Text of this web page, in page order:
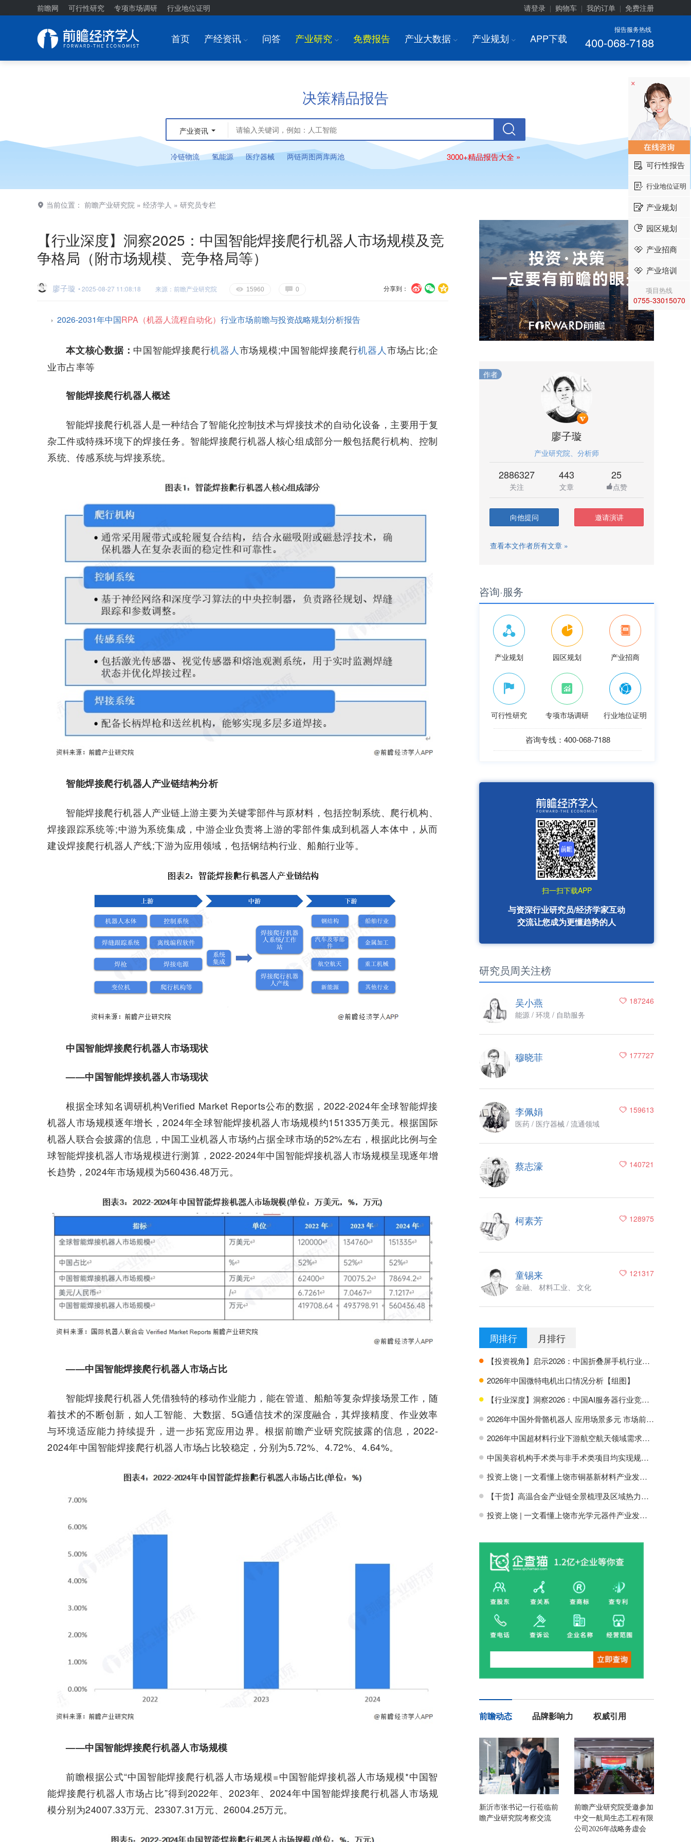
前瞻网 可行性研究 专项市场调研 行业地位证明 请登录 购物车 我的订单 免费注册
报告服务热线
400-068-7188
首页 产经资讯 I 问答 产业研究 I 免费报告 产业大数据 I 产业规划 I APP下载
决策精品报告
产业资讯
冷链物流 氢能源 医疗器械 两链两图两库两池 3000+精品报告大全 »
当前位置： 前瞻产业研究院 » 经济学人 » 研究员专栏
【行业深度】洞察2025：中国智能焊接爬行机器人市场规模及竞
争格局（附市场规模、竞争格局等）
U V c
分享到：
廖子璇 • 2025-08-27 11:08:18 来源：前瞻产业研究院 E 15960 G 0
2026-2031年中国RPA（机器人流程自动化） 行业市场前瞻与投资战略规划分析报告
本文核心数据： 中国智能焊接爬行机器人市场规模;中国智能焊接爬行机器人市场占比;企
业市占率等
智能焊接爬行机器人概述
智能焊接爬行机器人是一种结合了智能化控制技术与焊接技术的自动化设备，主要用于复
杂工件或特殊环境下的焊接任务。智能焊接爬行机器人核心组成部分一般包括爬行机构、控制
系统、传感系统与焊接系统。
智能焊接爬行机器人产业链结构分析
智能焊接爬行机器人产业链上游主要为关键零部件与原材料，包括控制系统、爬行机构、
焊接跟踪系统等;中游为系统集成，中游企业负责将上游的零部件集成到机器人本体中，从而
建设焊接爬行机器人产线;下游为应用领域，包括钢结构行业、船舶行业等。
中国智能焊接爬行机器人市场现状
——中国智能焊接机器人市场现状
根据全球知名调研机构Verified Market Reports公布的数据，2022-2024年全球智能焊接
机器人市场规模逐年增长，2024年全球智能焊接机器人市场规模约151335万美元。根据国际
机器人联合会披露的信息，中国工业机器人市场约占据全球市场的52%左右，根据此比例与全
球智能焊接机器人市场规模进行测算，2022-2024年中国智能焊接机器人市场规模呈现逐年增
长趋势，2024年市场规模为560436.48万元。
——中国智能焊接爬行机器人市场占比
智能焊接爬行机器人凭借独特的移动作业能力，能在管道、船舶等复杂焊接场景工作，随
着技术的不断创新，如人工智能、大数据、5G通信技术的深度融合，其焊接精度、作业效率
与环境适应能力持续提升，进一步拓宽应用边界。根据前瞻产业研究院披露的信息，2022-
2024年中国智能焊接爬行机器人市场占比较稳定，分别为5.72%、4.72%、4.64%。
——中国智能焊接爬行机器人市场规模
前瞻根据公式“中国智能焊接爬行机器人市场规模=中国智能焊接机器人市场规模*中国智
能焊接爬行机器人市场占比”得到2022年、2023年、2024年中国智能焊接爬行机器人市场规
模分别为24007.33万元、23307.31万元、26004.25万元。
作者
廖子璇
产业研究院、分析师
2886327
关注
443
文章
25
点赞
向他提问 邀请演讲
查看本文作者所有文章 »
咨询·服务
产业规划 园区规划 产业招商
可行性研究 专项市场调研 行业地位证明
咨询专线：400-068-7188
扫一扫下载APP
与资深行业研究员/经济学家互动
交流让您成为更懂趋势的人
研究员周关注榜
187246
吴小燕
能源 / 环境 / 自助服务
177727
穆晓菲
159613
李佩娟
医药 / 医疗器械 / 流通领域
140721
蔡志濠
128975
柯素芳
121317
童锡来
金融、 材料工业、 文化
周排行 月排行
H 【投资视角】启示2026：中国折叠屏手机行业投融资及兼并重组分析
H 2026年中国微特电机出口情况分析【组图】
H 【行业深度】洞察2026：中国AI服务器行业竞争格局及市场份额
H 2026年中国外骨骼机器人 应用场景多元 市场前景广阔【组图】
H 2026年中国超材料行业下游航空航天领域需求分析【组图】
H 中国美容机构手术类与非手术类项目均实现规模增长【组图】
H 投资上饶 | 一文看懂上饶市铜基新材料产业发展现状与投资机会前瞻
H 【干货】高温合金产业链全景梳理及区域热力地图
H 投资上饶 | 一文看懂上饶市光学元器件产业发展现状与投资机会前瞻
前瞻动态 品牌影响力 权威引用
新沂市张书记一行莅临前
瞻产业研究院考察交流
前瞻产业研究院受邀参加
中交一航局生态工程有限
公司2026年战略务虚会
×
可行性报告
行业地位证明
产业规划
园区规划
产业招商
产业培训
项目热线
0755-33015070